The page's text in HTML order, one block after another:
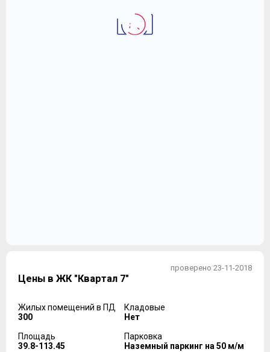
проверено 23-11-2018
Цены в ЖК "Квартал 7"
Жилых помещений в ПД
300
Площадь
39.8-113.45
Кладовые
Нет
Парковка
Наземный паркинг на 50 м/м